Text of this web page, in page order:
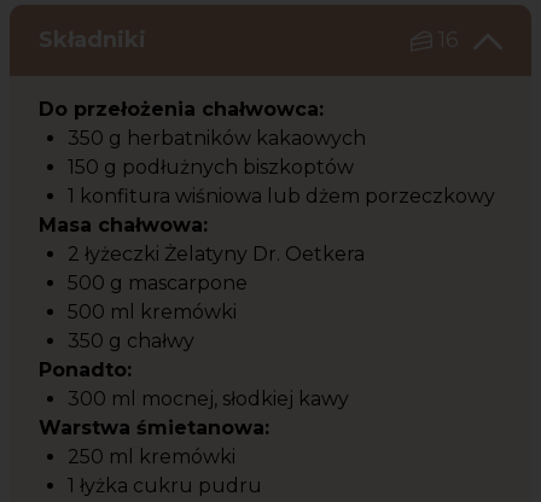
Składniki 16
Do przełożenia chałwowca:
350 g herbatników kakaowych
150 g podłużnych biszkoptów
1 konfitura wiśniowa lub dżem porzeczkowy
Masa chałwowa:
2 łyżeczki Żelatyny Dr. Oetkera
500 g mascarpone
500 ml kremówki
350 g chałwy
Ponadto:
300 ml mocnej, słodkiej kawy
Warstwa śmietanowa:
250 ml kremówki
1 łyżka cukru pudru